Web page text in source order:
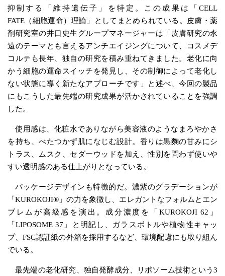
抑制する「維持遺伝子」を特定。この成果は「CELL
FATE（細胞運命）理論」としてまとめられている。皮膚・薬
剤研究室の井口史生グループマネージャーは「皮膚研究の永
遠のテーマとも言えるアンチエイジングについて、コスメデ
コルテも長年、独自の研究を積み重ねてきました。老化に向
かう細胞の運命スイッチを発見し、その制御によって老化し
ない状態に導く新たなアプローチです」と述べ、今回の製品
にもこうした最先端の研究成果が活かされていることを強調
した。
使用感は、化粧水でありながら美容液のようなまろやかさ
を持ち、べたつかず肌になじむ設計。香りは黒麴の甘みにシ
トラス、ムスク、セダーウッドを加え、性別を問わず使いや
すい透明感のある仕上がりとなっている。
パッケージデザインも特徴的だ。濃紫のグラデーションが
「KUROKOJI®」の力を象徴し、エレガントなフォルムとエン
ブレムが高級感を演出。成分濃度を「KUROKOJI 62」
「LIPOSOME 37」と明記し、ガラスボトルや植物性キャッ
プ、FSC認証紙の外箱を採用するなど、環境配慮にも取り組ん
でいる。
最先端の老化研究、独自発酵成分、リポソーム技術という3